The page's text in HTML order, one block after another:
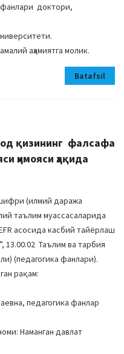
фанлари доктори,
аҳамиятга молик.
Batafsil
қизининг фалсафа
ҳимояси ҳақида
(илмий даража
таълим муассасаларида
асосида касбий тайёрлаш
13.00.02 Таълим ва тарбия
(педагогика фанлари).
рақам:
педагогика фанлар
Наманган давлат